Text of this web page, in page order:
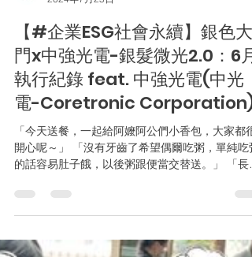
銀色大門-老人送餐平台
2024年7月25日
【#企業ESG社會永續】銀色大
門x中強光電-銀髮微光2.0：6月
執行紀錄 feat. 中強光電(中光
電-Coretronic Corporation)
「今天送餐，一起給阿嬤阿公們小香包，大家都很
開心呢～」 「沒有牙齒了希望偶爾吃粥，單純吃粥
連續兩天忘記有吃晚餐，可能有失智症。今天給了
一袋泡麵讓他覺得晚餐沒吃時可以吃，確認不會用